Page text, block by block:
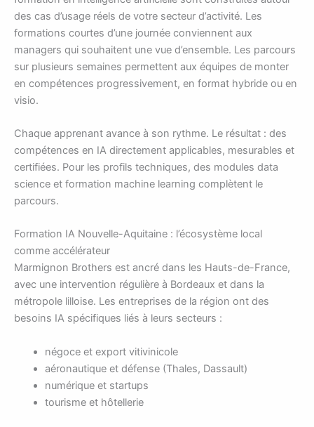
des cas d’usage réels de votre secteur d’activité. Les
formations courtes d’une journée conviennent aux
managers qui souhaitent une vue d’ensemble. Les parcours
sur plusieurs semaines permettent aux équipes de monter
en compétences progressivement, en format hybride ou en
visio.
Chaque apprenant avance à son rythme. Le résultat : des
compétences en IA directement applicables, mesurables et
certifiées. Pour les profils techniques, des modules data
science et formation machine learning complètent le
parcours.
Formation IA Nouvelle-Aquitaine : l’écosystème local
comme accélérateur
Marmignon Brothers est ancré dans les Hauts-de-France,
avec une intervention régulière à Bordeaux et dans la
métropole lilloise. Les entreprises de la région ont des
besoins IA spécifiques liés à leurs secteurs :
négoce et export vitivinicole
aéronautique et défense (Thales, Dassault)
numérique et startups
tourisme et hôtellerie